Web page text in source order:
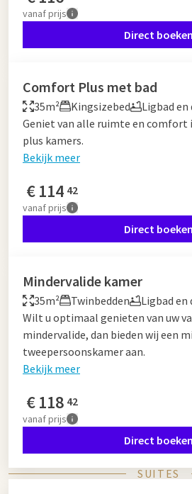
vanafprijs
Direct boeken
Comfort Plus met bad
35m² Kingsizebed
Ligbad en
Geniet van alle ruimte en comfort
plus kamers.
Bekijk meer
€114 42
vanafprijs
Direct boeken
Mindervalide kamer
35m² Twinbedden
Ligbad en
Wilt u optimaal genieten van uw
mindervalide, dan bieden wij een
tweepersoonskamer aan.
Bekijk meer
€118 42
vanafprijs
Direct boeken
SUITES